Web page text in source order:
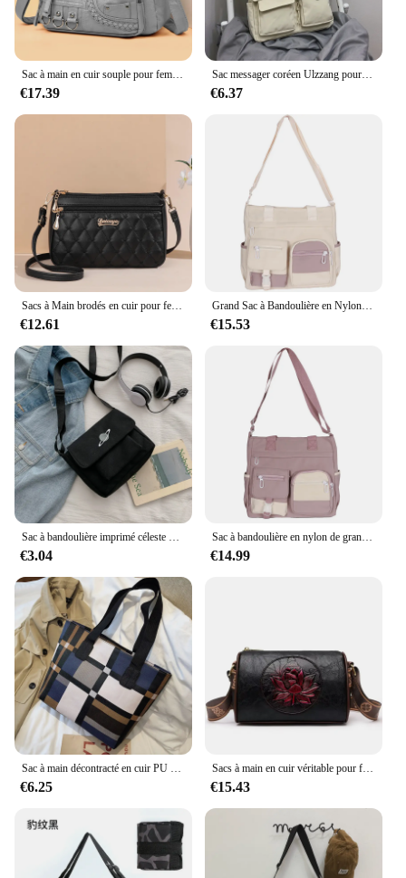
This feature caters to various scenarios, from the
office to casual outings, ensuring that the sac
femme travail adapts seamlessly to your lifestyle.
**A Bag for Every Occasion**
statement of versatility and practicality. Its durable
canvas material and leather trim withstand the
rigors of daily use, while its stylish design
complements any outfit. Whether you're a
professional looking for a reliable work bag or a
traveler in need of a functional yet chic accessory,
this bag meets all your needs. With its wholesale
availability and supplier options, it's a smart choice
for vendors and sets for sale, ensuring that you can
offer a high-quality product that resonates with
your target audience.
Sac à main en cuir souple pour femme, célèbre designer, sac à bandoulière initié, sacs à main pour femme, haute qualité, nouveau, 2024
€17.39
Sac messager coréen Ulzzang pour femme, sacs en nylon, sacs à bandoulière multipoches pour femme, sac de livre scolaire lancé, sac pour fille, nouveau, 2024
€6.37
Sacs à Main brodés en cuir pour femmes, sacoches pour dames, sacs à Main en cuir pour dames, Sac à Main en boule de cheveux
€12.61
Grand Sac à Bandoulière en Nylon de Grande Capacité pour Femme, Sacoche pour Lycéennes
€15.53
Sac à bandoulière imprimé céleste pour femme, petit sac messager étudiant, sac initié en toile, collage décontracté
€3.04
Sac à bandoulière en nylon de grande capacité pour femmes, cartables pour lycéennes, sac messager, nouveau
€14.99
Sac à main décontracté en cuir PU pour femme, fourre-tout grande capacité, sac initié au shopping, pack féminin, sac 03 utilisation, notifications à main
€6.25
Sacs à main en cuir véritable pour femmes, marque de luxe, de styliste, à bandoulière, 2022
€15.43